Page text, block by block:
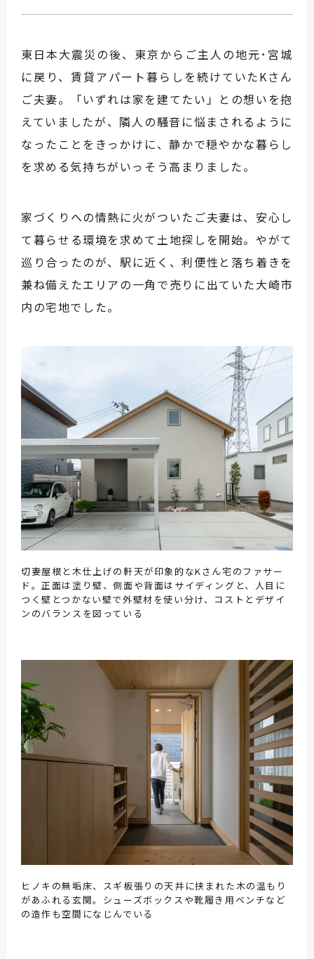
東日本大震災の後、東京からご主人の地元･宮城
に戻り、賃貸アパート暮らしを続けていたKさん
ご夫妻。「いずれは家を建てたい」との想いを抱
えていましたが、隣人の騒音に悩まされるように
なったことをきっかけに、静かで穏やかな暮らし
を求める気持ちがいっそう高まりました。
家づくりへの情熱に火がついたご夫妻は、安心し
て暮らせる環境を求めて土地探しを開始。やがて
巡り合ったのが、駅に近く、利便性と落ち着きを
兼ね備えたエリアの一角で売りに出ていた大崎市
内の宅地でした。
切妻屋根と木仕上げの軒天が印象的なKさん宅のファサー
ド。正面は塗り壁、側面や背面はサイディングと、人目に
つく壁とつかない壁で外壁材を使い分け、コストとデザイ
ンのバランスを図っている
ヒノキの無垢床、スギ板張りの天井に挟まれた木の温もり
があふれる玄関。シューズボックスや靴履き用ベンチなど
の造作も空間になじんでいる